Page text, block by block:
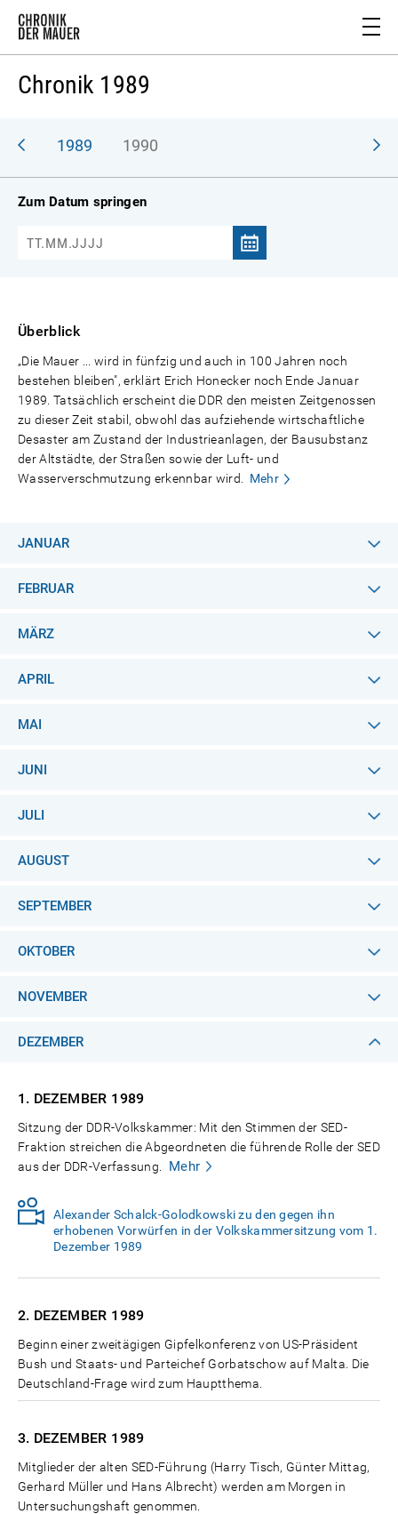
Chronik 1989
1989 1990
Zum Datum springen
Überblick
„Die Mauer ... wird in fünfzig und auch in 100 Jahren noch
bestehen bleiben", erklärt Erich Honecker noch Ende Januar
1989. Tatsächlich erscheint die DDR den meisten Zeitgenossen
zu dieser Zeit stabil, obwohl das aufziehende wirtschaftliche
Desaster am Zustand der Industrieanlagen, der Bausubstanz
der Altstädte, der Straßen sowie der Luft- und
Wasserverschmutzung erkennbar wird.
Mehr
JANUAR
FEBRUAR
MÄRZ
APRIL
MAI
JUNI
JULI
AUGUST
SEPTEMBER
OKTOBER
NOVEMBER
DEZEMBER
1. DEZEMBER 1989
Sitzung der DDR-Volkskammer: Mit den Stimmen der SED-
Fraktion streichen die Abgeordneten die führende Rolle der SED
aus der DDR-Verfassung.
Mehr
Alexander Schalck-Golodkowski zu den gegen ihn
erhobenen Vorwürfen in der Volkskammersitzung vom 1.
Dezember 1989
2. DEZEMBER 1989
Beginn einer zweitägigen Gipfelkonferenz von US-Präsident
Bush und Staats- und Parteichef Gorbatschow auf Malta. Die
Deutschland-Frage wird zum Hauptthema.
3. DEZEMBER 1989
Mitglieder der alten SED-Führung (Harry Tisch, Günter Mittag,
Gerhard Müller und Hans Albrecht) werden am Morgen in
Untersuchungshaft genommen.